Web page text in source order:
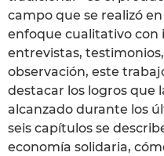
campo que se realizó
enfoque cualitativo
entrevistas,
observación, este
destacar los logros que
alcanzado durante los
seis capítulos se
economía solidaria,